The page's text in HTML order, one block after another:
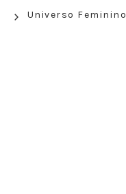
Universo Feminino